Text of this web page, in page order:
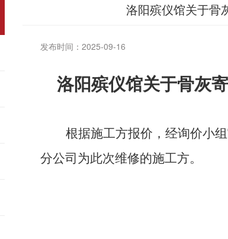
洛阳殡仪馆关于骨
发布时间：2025-09-16
洛阳殡仪馆关于骨灰
根据施工方报价，经询价小
分公司为此次维修的施工方。